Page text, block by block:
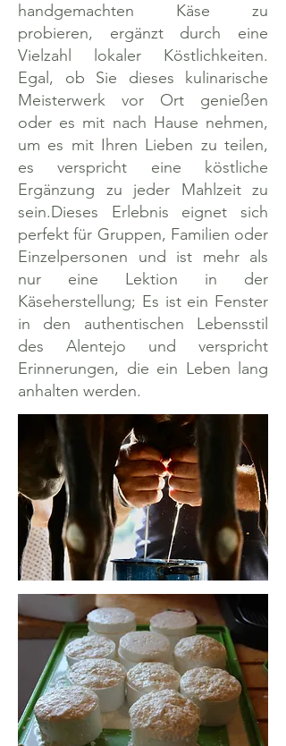
handgemachten Käse zu
probieren, ergänzt durch eine
Vielzahl lokaler Köstlichkeiten.
Egal, ob Sie dieses kulinarische
Meisterwerk vor Ort genießen
oder es mit nach Hause nehmen,
um es mit Ihren Lieben zu teilen,
es verspricht eine köstliche
Ergänzung zu jeder Mahlzeit zu
sein.Dieses Erlebnis eignet sich
perfekt für Gruppen, Familien oder
Einzelpersonen und ist mehr als
nur eine Lektion in der
Käseherstellung; Es ist ein Fenster
in den authentischen Lebensstil
des Alentejo und verspricht
Erinnerungen, die ein Leben lang
anhalten werden.